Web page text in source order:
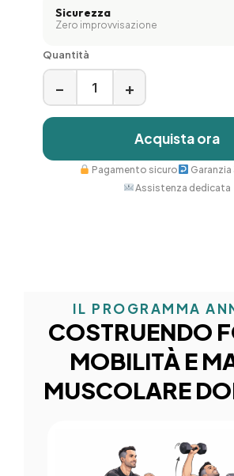
Sicurezza
Zero improvvisazione
Quantità
− +
Acquista ora
Pagamento sicuro
Assistenza dedicata
IL PROGRAMMA
COSTRUENDO
MOBILITÀ E
MUSCOLARE